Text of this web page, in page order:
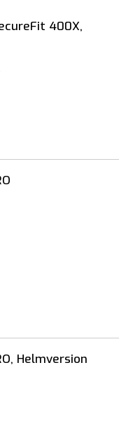
400X,
Helmversion